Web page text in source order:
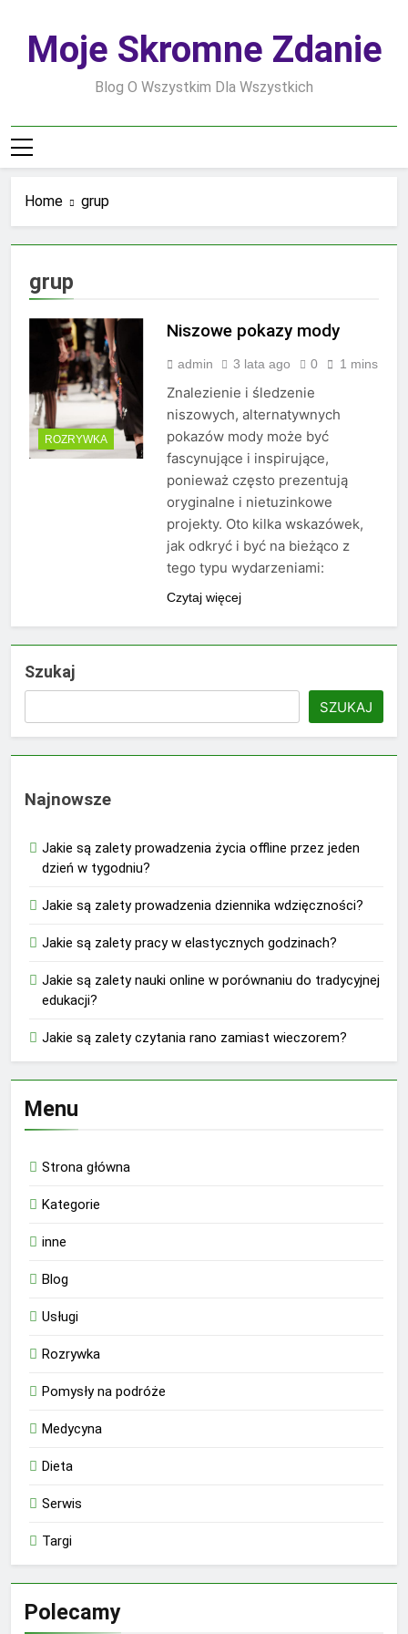
contentMoje Skromne Zdanie
Blog O Wszystkim Dla Wszystkich
Home grup
grup
ROZRYWKA
Niszowe pokazy mody
admin 3 lata ago 0 1 mins
Znalezienie i śledzenie
niszowych, alternatywnych
pokazów mody może być
fascynujące i inspirujące,
ponieważ często prezentują
oryginalne i nietuzinkowe
projekty. Oto kilka wskazówek,
jak odkryć i być na bieżąco z
tego typu wydarzeniami:
Czytaj więcej
Szukaj
SZUKAJ
Najnowsze
Jakie są zalety prowadzenia życia offline przez jeden
dzień w tygodniu?
Jakie są zalety prowadzenia dziennika wdzięczności?
Jakie są zalety pracy w elastycznych godzinach?
Jakie są zalety nauki online w porównaniu do tradycyjnej
edukacji?
Jakie są zalety czytania rano zamiast wieczorem?
Menu
Strona główna
Kategorie
inne
Blog
Usługi
Rozrywka
Pomysły na podróże
Medycyna
Dieta
Serwis
Targi
Polecamy